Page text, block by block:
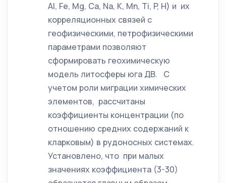
Al, Fe, Mg, Ca, Na, K, Mn, Ti, P, H) и их
корреляционных связей с
геофизическими, петрофизическими
параметрами позволяют
сформировать геохимическую
модель литосферы юга ДВ. С
учетом роли миграции химических
элементов, рассчитаны
коэффициенты концентрации (по
отношению средних содержаний к
кларковым) в рудоносных системах.
Установлено, что при малых
значениях коэффициента (3-30)